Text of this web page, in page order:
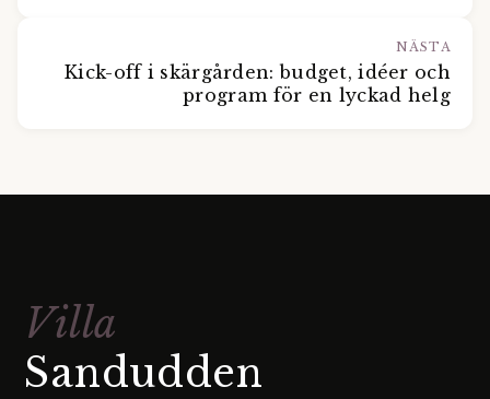
NÄSTA
Kick-off i skärgården: budget, idéer och
program för en lyckad helg
Villa
Sandudden